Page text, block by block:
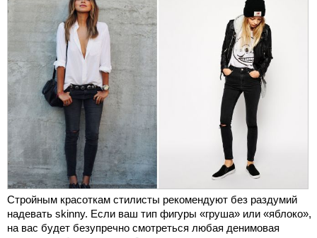
Стройным красоткам стилисты рекомендуют без раздумий
надевать skinny. Если ваш тип фигуры «груша» или «яблоко»,
на вас будет безупречно смотреться любая денимовая